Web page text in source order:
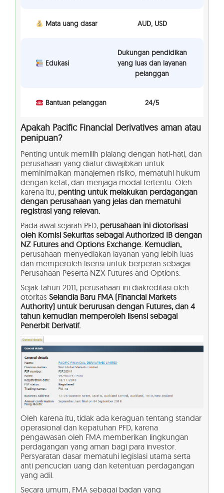
Mata uang dasar AUD, USD
Edukasi
Dukungan pendidikan
yang luas dan layanan
pelanggan
Bantuan pelanggan 24/5
Apakah Pacific Financial Derivatives aman atau
penipuan?
Penting untuk memilih pialang dengan hati-hati, dan
perusahaan yang diatur diwajibkan untuk
meminimalkan manajemen risiko, mematuhi hukum
dengan ketat, dan menjaga modal tertentu. Oleh
karena itu, penting untuk melakukan perdagangan
dengan perusahaan yang jelas dan mematuhi
registrasi yang relevan.
Pada awal sejarah PFD, perusahaan ini diotorisasi
oleh Komisi Sekuritas sebagai Authorized IB dengan
NZ Futures and Options Exchange. Kemudian,
perusahaan menyediakan layanan yang lebih luas
dan memperoleh lisensi untuk berperan sebagai
Perusahaan Peserta NZX Futures and Options.
Sejak tahun 2011, perusahaan ini diakreditasi oleh
otoritas Selandia Baru FMA (Financial Markets
Authority) untuk berurusan dengan Futures, dan 4
tahun kemudian memperoleh lisensi sebagai
Penerbit Derivatif.
Oleh karena itu, tidak ada keraguan tentang standar
operasional dan kepatuhan PFD, karena
pengawasan oleh FMA memberikan lingkungan
perdagangan yang aman bagi para investor.
Persyaratan dasar mematuhi legislasi utama serta
anti pencucian uang dan ketentuan perdagangan
yang adil.
Secara umum, FMA sebagai badan yang